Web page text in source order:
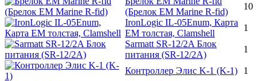
(Брелок EM Marine R-fid)
10
IronLogic IL-05Enum, Карта
EM толстая, Clamshell
1
Sarmatt SR-12/2A Блок
питания (SR-12/2A)
1
Контроллер Элис K-1 (K-1)
1